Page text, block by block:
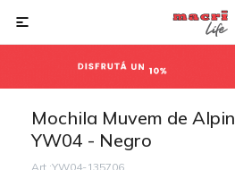

Mochila Muvem de
YW04 - Negro
YW04-135706